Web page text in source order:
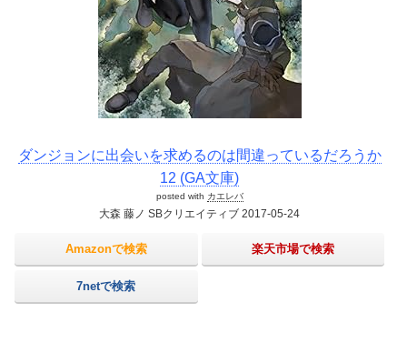
ダンジョンに出会いを求めるのは間違っているだろうか
12 (GA文庫)
posted with カエレバ
大森 藤ノ SBクリエイティブ 2017-05-24
Amazonで検索 楽天市場で検索
7netで検索